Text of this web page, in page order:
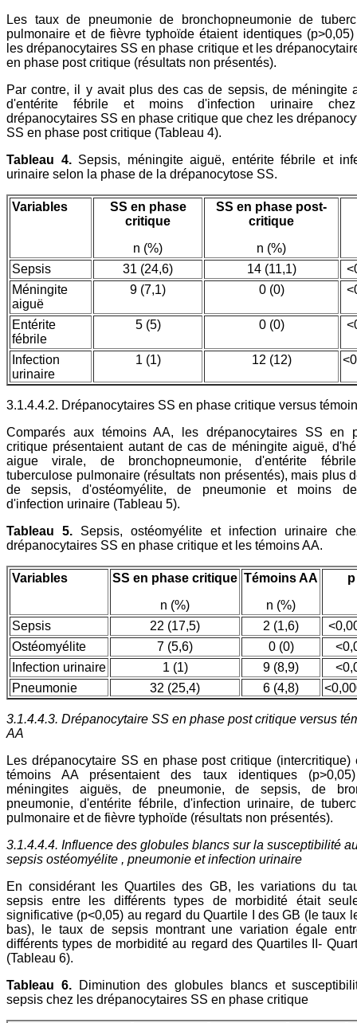
Les taux de pneumonie de bronchopneumonie de
pulmonaire et de fièvre typhoïde étaient identiques (p>0,05)
les drépanocytaires SS en phase critique et les
en phase post critique (résultats non présentés).
Par contre, il y avait plus des cas de sepsis, de méningite
d'entérite fébrile et moins d'infection urinaire
drépanocytaires SS en phase critique que chez les
SS en phase post critique (Tableau 4).
Tableau 4.Sepsis, méningite aiguë, entérite fébrile et
urinaire selon la phase de la drépanocytose SS.
Variables
SS en phase
critique
n (%)
SS en phase post-
critique
n (%)
Sepsis
31 (24,6) 14 (11,1)
Méningite
aiguë
9 (7,1) 0 (0)
Entérite
fébrile
5 (5) 0 (0)
Infection
urinaire
1 (1) 12 (12)
3.1.4.4.2. Drépanocytaires SS en phase critique versus
Comparés aux témoins AA, les drépanocytaires SS en
critique présentaient autant de cas de méningite aiguë,
aigue virale, de bronchopneumonie, d'entérite
tuberculose pulmonaire (résultats non présentés), mais plus
de sepsis, d'ostéomyélite, de pneumonie et moins
d'infection urinaire (Tableau 5).
Tableau 5. Sepsis, ostéomyélite et infection urinaire
drépanocytaires SS en phase critique et les témoins AA.
Variables
SS en phase critique
n (%)
Témoins AA
n (%)
p
Sepsis 22 (17,5) 2 (1,6)
Ostéomyélite
7 (5,6) 0 (0)
Infection urinaire
1 (1) 9 (8,9)
Pneumonie
32 (25,4) 6 (4,8)
3.1.4.4.3. Drépanocytaire SS en phase post critique versus
AA
Les drépanocytaire SS en phase post critique (intercritique)
témoins AA présentaient des taux identiques
méningites aiguës, de pneumonie, de sepsis, de
pneumonie, d'entérite fébrile, d'infection urinaire, de
pulmonaire et de fièvre typhoïde (résultats non présentés).
3.1.4.4.4. Influence des globules blancs sur la susceptibilité
sepsis ostéomyélite , pneumonie et infection urinaire
En considérant les Quartiles des GB, les variations du
sepsis entre les différents types de morbidité était
significative (p<0,05) au regard du Quartile I des GB (le taux
bas), le taux de sepsis montrant une variation égale
différents types de morbidité au regard des Quartiles II-
(Tableau 6).
Tableau 6.
Diminution des globules blancs et
sepsis chez les drépanocytaires SS en phase critique